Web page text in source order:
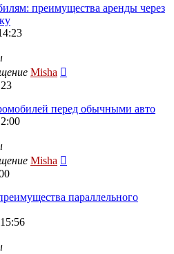
преимущества аренды через
Misha
перед обычными авто
Misha
параллельного